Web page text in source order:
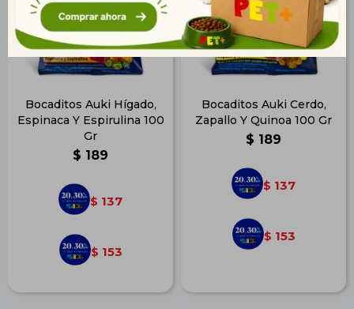
Bocaditos Auki Hígado,
Espinaca Y Espirulina 100
Gr
$ 189
$ 137
$ 153
Bocaditos Auki Cerdo,
Zapallo Y Quinoa 100 Gr
$ 189
$ 137
$ 153